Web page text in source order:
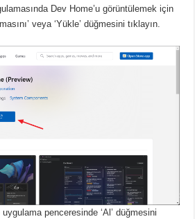
Dev Home’u görüntülemek için
veya ‘Yükle’ düğmesini tıklayın.
penceresinde ‘Al’ düğmesini